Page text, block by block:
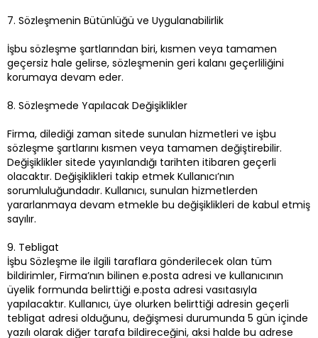
7. Sözleşmenin Bütünlüğü ve Uygulanabilirlik
İşbu sözleşme şartlarından biri, kısmen veya tamamen
geçersiz hale gelirse, sözleşmenin geri kalanı geçerliliğini
korumaya devam eder.
8. Sözleşmede Yapılacak Değişiklikler
Firma, dilediği zaman sitede sunulan hizmetleri ve işbu
sözleşme şartlarını kısmen veya tamamen değiştirebilir.
Değişiklikler sitede yayınlandığı tarihten itibaren geçerli
olacaktır. Değişiklikleri takip etmek Kullanıcı’nın
sorumluluğundadır. Kullanıcı, sunulan hizmetlerden
yararlanmaya devam etmekle bu değişiklikleri de kabul etmiş
sayılır.
9. Tebligat
İşbu Sözleşme ile ilgili taraflara gönderilecek olan tüm
bildirimler, Firma’nın bilinen e.posta adresi ve kullanıcının
üyelik formunda belirttiği e.posta adresi vasıtasıyla
yapılacaktır. Kullanıcı, üye olurken belirttiği adresin geçerli
tebligat adresi olduğunu, değişmesi durumunda 5 gün içinde
yazılı olarak diğer tarafa bildireceğini, aksi halde bu adrese